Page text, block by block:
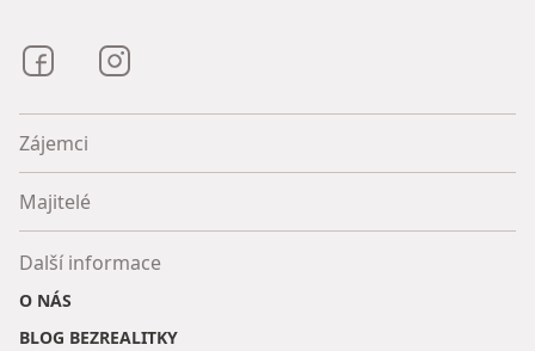
Bezrealitky na Facebooku
Zájemci
Majitelé
Další informace
O NÁS
BLOG BEZREALITKY